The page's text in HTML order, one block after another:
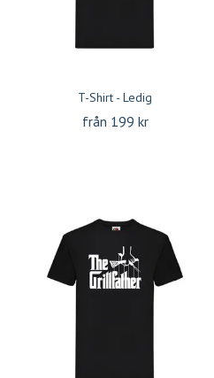
T-Shirt - Ledig
från 199 kr